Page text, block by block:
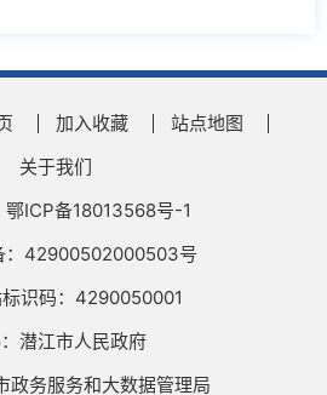
加入收藏
站点地图
关于我们
鄂ICP备18013568号-1
：42900502000503号
识码：4290050001
潜江市人民政府
政务服务和大数据管理局